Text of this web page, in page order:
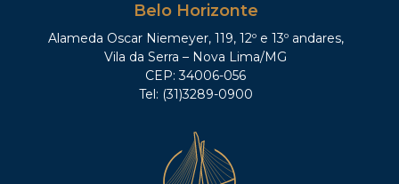
Belo Horizonte
Alameda Oscar Niemeyer, 119, 12º e 13º andares,
Vila da Serra – Nova Lima/MG
CEP: 34006-056
Tel: (31)3289-0900